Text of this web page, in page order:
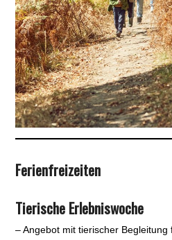
Ferienfreizeiten
Tierische Erlebniswoche
– Angebot mit tierischer